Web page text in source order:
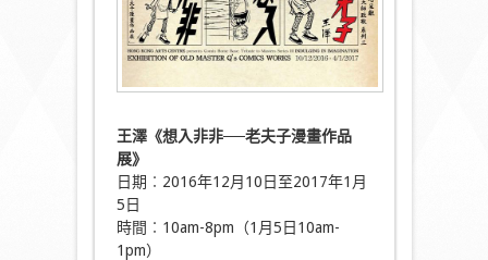
王澤《想入非非──老夫子漫畫作品
展》
日期︰2016年12月10日至2017年1月
5日
時間︰10am-8pm（1月5日10am-
1pm）